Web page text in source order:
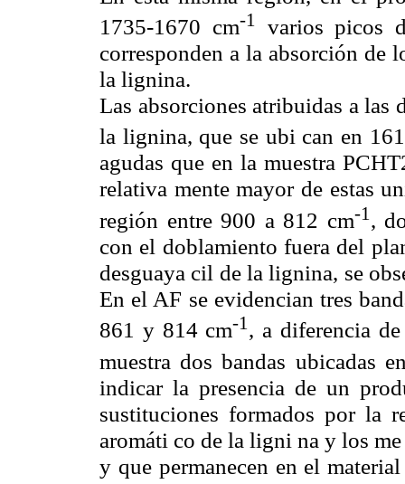
1735-1670 cm-1
varios picos
corresponden a la absorción
la lignina.
Las absorciones atribuidas a las
la lignina, que se ubi can en
agudas que en la muestra
relativa mente mayor de estas
región entre 900 a 812 cm-1 ,
con el doblamiento fuera del
desguaya cil de la lignina, se
En el AF se evidencian tres
861 y 814 cm-1 , a diferencia
muestra dos bandas ubicadas
indicar la presencia de un
sustituciones formados por la
aromáti co de la ligni na y los
y que permanecen en el